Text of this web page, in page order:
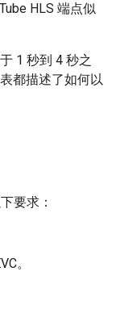
HLS 端点似
1 秒到 4 秒之
都描述了如何以
要求：
。